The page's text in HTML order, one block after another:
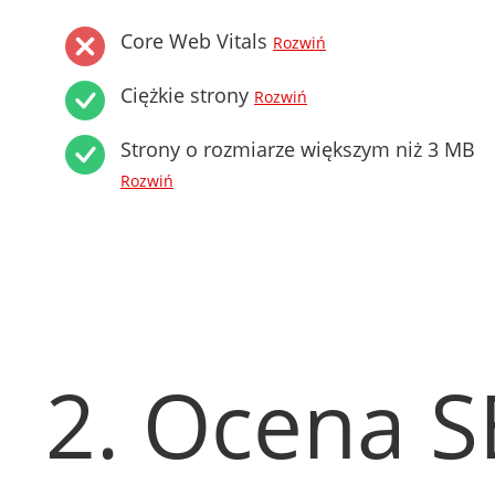
Core Web Vitals Rozwiń
Ciężkie strony Rozwiń
Strony o rozmiarze większym niż 3 MB
Rozwiń
2. Ocena